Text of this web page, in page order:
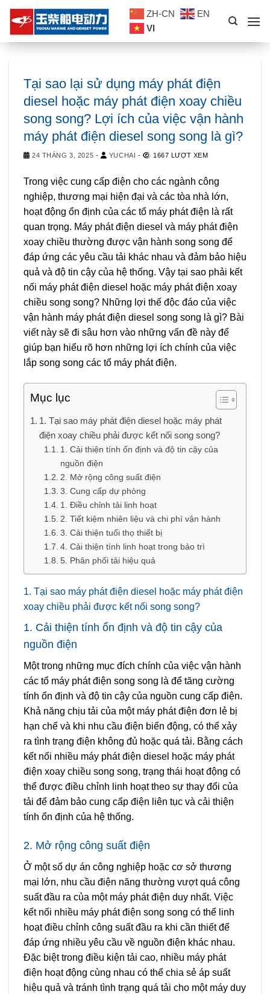
Skip
content
ZH-CN
EN
VI
Tại sao lại sử dụng máy phát điện
diesel hoặc máy phát điện xoay chiều
song song? Lợi ích của việc vận hành
máy phát điện diesel song song là gì?
24 THÁNG 3, 2025 - YUCHAI - 1667 LƯỢT XEM
Trong việc cung cấp điện cho các ngành công
nghiệp, thương mại hiện đại và các tòa nhà lớn,
hoạt động ổn định của các tổ máy phát điện là rất
quan trọng. Máy phát điện diesel và máy phát điện
xoay chiều thường được vận hành song song để
đáp ứng các yêu cầu tải khác nhau và đảm bảo hiệu
quả và độ tin cậy của hệ thống. Vậy tại sao phải kết
nối máy phát điện diesel hoặc máy phát điện xoay
chiều song song? Những lợi thế độc đáo của việc
vận hành máy phát điện diesel song song là gì? Bài
viết này sẽ đi sâu hơn vào những vấn đề này để
giúp bạn hiểu rõ hơn những lợi ích chính của việc
lắp song song các tổ máy phát điện.
Mục lục
1. Tại sao máy phát điện diesel hoặc máy phát
điện xoay chiều phải được kết nối song song?
1. Cải thiện tính ổn định và độ tin cậy của
nguồn điện
2. Mở rộng công suất điện
3. Cung cấp dự phòng
1. Điều chỉnh tải linh hoạt
2. Tiết kiệm nhiên liệu và chi phí vận hành
3. Cải thiện tuổi thọ thiết bị
4. Cải thiện tính linh hoạt trong bảo trì
5. Phân phối tải hiệu quả
1. Tại sao máy phát điện diesel hoặc máy phát điện
xoay chiều phải được kết nối song song?
1. Cải thiện tính ổn định và độ tin cậy của
nguồn điện
Một trong những mục đích chính của việc vận hành
các tổ máy phát điện song song là để tăng cường
tính ổn định và độ tin cậy của nguồn cung cấp điện.
Khả năng chịu tải của một máy phát điện đơn lẻ bị
hạn chế và khi nhu cầu điện biến động, có thể xảy
ra tình trạng điện không đủ hoặc quá tải. Bằng cách
kết nối nhiều máy phát điện diesel hoặc máy phát
điện xoay chiều song song, trạng thái hoạt động có
thể được điều chỉnh linh hoạt theo sự thay đổi của
tải để đảm bảo cung cấp điện liên tục và cải thiện
tính ổn định của hệ thống.
2. Mở rộng công suất điện
Ở một số dự án công nghiệp hoặc cơ sở thương
mại lớn, nhu cầu điện năng thường vượt quá công
suất đầu ra của một máy phát điện duy nhất. Việc
kết nối nhiều máy phát điện song song có thể linh
hoạt điều chỉnh công suất đầu ra khi cần thiết để
đáp ứng nhiều yêu cầu về nguồn điện khác nhau.
Đặc biệt trong điều kiện tải cao, nhiều máy phát
điện hoạt động cùng nhau có thể chia sẻ áp suất
hiệu quả và tránh tình trạng quá tải cho một máy duy